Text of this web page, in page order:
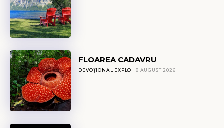
FLOAREA CADAVRU
DEVOȚIONAL EXPLO 8 AUGUST 2026